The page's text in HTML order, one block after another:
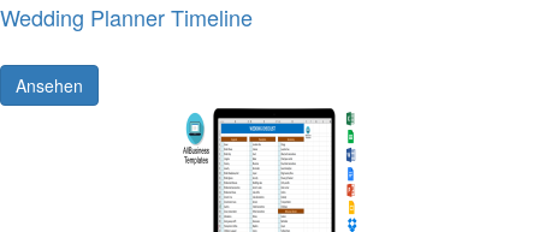
Wedding Planner Timeline
Ansehen